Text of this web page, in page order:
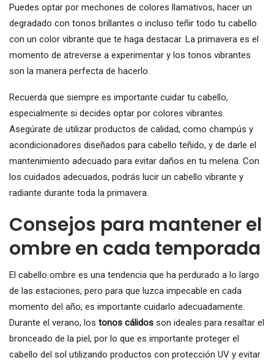
Puedes optar por mechones de colores llamativos, hacer un
degradado con tonos brillantes o incluso teñir todo tu cabello
con un color vibrante que te haga destacar. La primavera es el
momento de atreverse a experimentar y los tonos vibrantes
son la manera perfecta de hacerlo.
Recuerda que siempre es importante cuidar tu cabello,
especialmente si decides optar por colores vibrantes.
Asegúrate de utilizar productos de calidad, como champús y
acondicionadores diseñados para cabello teñido, y de darle el
mantenimiento adecuado para evitar daños en tu melena. Con
los cuidados adecuados, podrás lucir un cabello vibrante y
radiante durante toda la primavera.
Consejos para mantener el
ombre en cada temporada
El cabello ombre es una tendencia que ha perdurado a lo largo
de las estaciones, pero para que luzca impecable en cada
momento del año, es importante cuidarlo adecuadamente.
Durante el verano, los tonos cálidos son ideales para resaltar el
bronceado de la piel, por lo que es importante proteger el
cabello del sol utilizando productos con protección UV y evitar